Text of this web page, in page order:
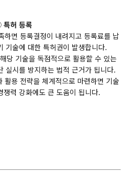
허 등록
하면 등록결정이 내려지고 등록료를 납
기술에 대한 특허권이 발생합니다.
당 기술을 독점적으로 활용할 수 있는
실시를 방지하는 법적 근거가 됩니다.
활용 전략을 체계적으로 마련하면 기술
쟁력 강화에도 큰 도움이 됩니다.